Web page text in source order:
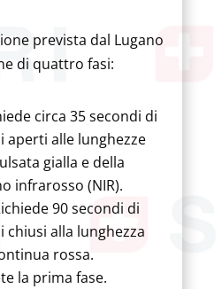
prevista dal Lugano
di quattro fasi:
circa 35 secondi di
aperti alle lunghezze
gialla e della
infrarosso (NIR).
90 secondi di
chiusi alla lunghezza
rossa.
la prima fase.